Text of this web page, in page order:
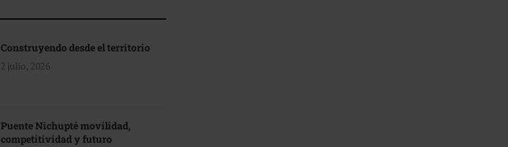
Construyendo desde el territorio
2 julio, 2026
Puente Nichupté movilidad,
competitividad y futuro